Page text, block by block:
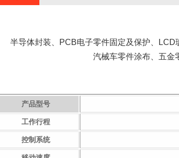
半导体封装、PCB电子零件固定及保护、LCD
汽械车零件涂布、五金
产品型号
工作行程
控制系统